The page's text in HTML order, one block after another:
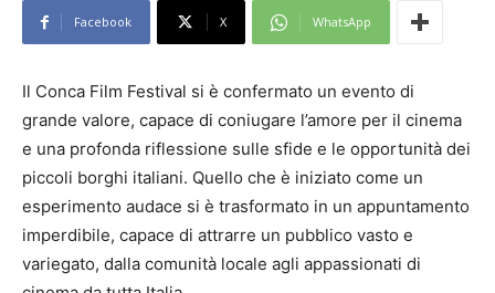
Facebook X WhatsApp
Il Conca Film Festival si è confermato un evento di
grande valore, capace di coniugare l’amore per il cinema
e una profonda riflessione sulle sfide e le opportunità dei
piccoli borghi italiani. Quello che è iniziato come un
esperimento audace si è trasformato in un appuntamento
imperdibile, capace di attrarre un pubblico vasto e
variegato, dalla comunità locale agli appassionati di